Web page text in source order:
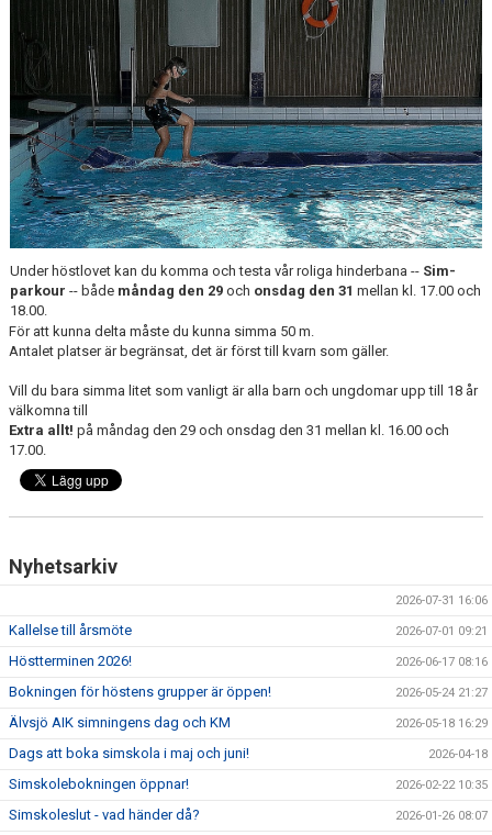
ANTIMOBBING
GDPR
ARKIV
JOBBA HOS OSS
VANLIGA FRÅGOR
Under höstlovet kan du komma och testa vår roliga hinderbana -- Sim-
parkour -- både måndag den 29 och onsdag den 31 mellan kl. 17.00 och
18.00.
För att kunna delta måste du kunna simma 50 m.
Antalet platser är begränsat, det är först till kvarn som gäller.
Vill du bara simma litet som vanligt är alla barn och ungdomar upp till 18 år
välkomna till
Extra allt! på måndag den 29 och onsdag den 31 mellan kl. 16.00 och
17.00.
Nyhetsarkiv
2026-07-31 16:06
Kallelse till årsmöte 2026-07-01 09:21
Höstterminen 2026! 2026-06-17 08:16
Bokningen för höstens grupper är öppen! 2026-05-24 21:27
Älvsjö AIK simningens dag och KM 2026-05-18 16:29
Dags att boka simskola i maj och juni! 2026-04-18
Simskolebokningen öppnar! 2026-02-22 10:35
Simskoleslut - vad händer då? 2026-01-26 08:07